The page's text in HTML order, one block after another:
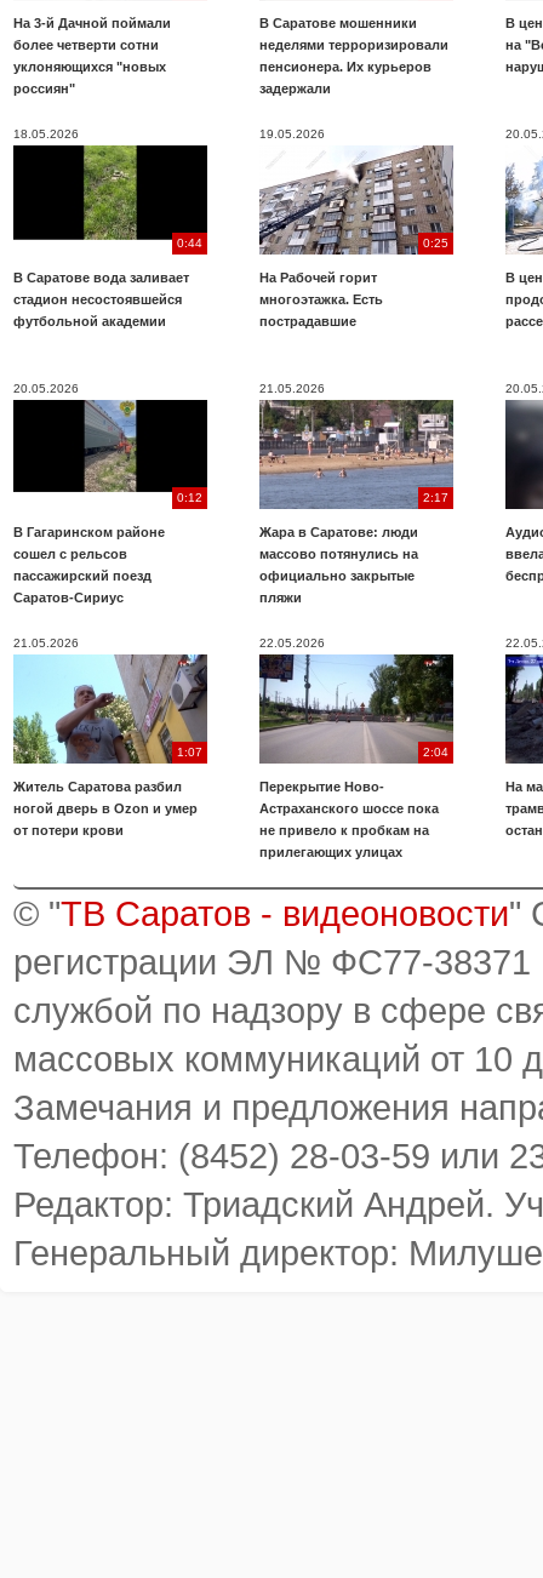
На 3-й Дачной поймали
более четверти сотни
уклоняющихся "новых
россиян"
В Саратове мошенники
неделями терроризировали
пенсионера. Их курьеров
задержали
В
на
18.05.2026
0:44
В Саратове вода заливает
стадион несостоявшейся
футбольной академии
19.05.2026
0:25
На Рабочей горит
многоэтажка. Есть
пострадавшие
В
20.05.2026
0:12
В Гагаринском районе
сошел с рельсов
пассажирский поезд
Саратов-Сириус
21.05.2026
2:17
Жара в Саратове: люди
массово потянулись на
официально закрытые
пляжи
21.05.2026
1:07
Житель Саратова разбил
ногой дверь в Ozon и умер
от потери крови
22.05.2026
2:04
Перекрытие Ново-
Астраханского шоссе пока
не привело к пробкам на
прилегающих улицах
На
© "ТВ Саратов - видеоновости"
регистрации ЭЛ № ФС77-38371
службой по надзору в сфере
массовых коммуникаций от 10
Замечания и предложения
Телефон: (8452) 28-03-59 или
Редактор: Триадский Андрей.
Генеральный директор: